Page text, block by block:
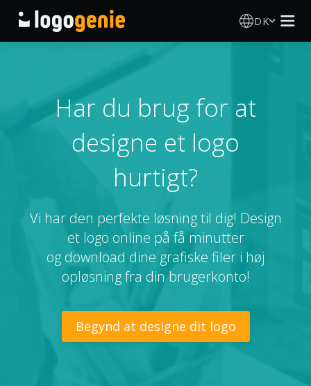
DK
AI logogenerator
Logoidéer
Trykte produkter
Om
Har du brug for at
designe et logo
hurtigt?
Vi har den perfekte løsning til dig! Design
et logo online på få minutter
og download dine grafiske filer i høj
opløsning fra din brugerkonto!
Begynd at designe dit logo